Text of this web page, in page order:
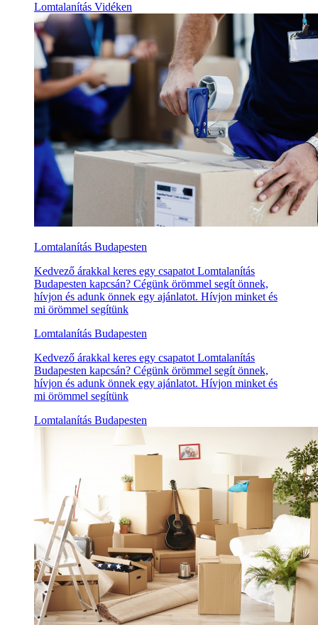
Lomtalanítás Vidéken
Lomtalanítás Budapesten
Kedvező árakkal keres egy csapatot Lomtalanítás
Budapesten kapcsán? Cégünk örömmel segít önnek,
hívjon és adunk önnek egy ajánlatot. Hívjon minket és
mi örömmel segítünk
Lomtalanítás Budapesten
Kedvező árakkal keres egy csapatot Lomtalanítás
Budapesten kapcsán? Cégünk örömmel segít önnek,
hívjon és adunk önnek egy ajánlatot. Hívjon minket és
mi örömmel segítünk
Lomtalanítás Budapesten